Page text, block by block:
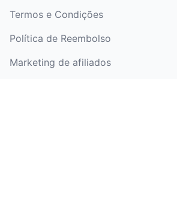
Termos e Condições
Política de Reembolso
Marketing de afiliados